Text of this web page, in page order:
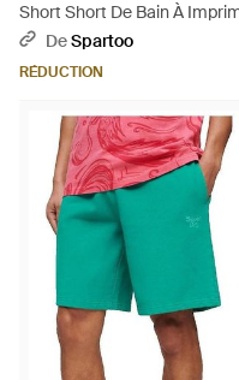
Short Short De Bain À
Hawaïen - Bleu
DeSpartoo
RÉDUCTION